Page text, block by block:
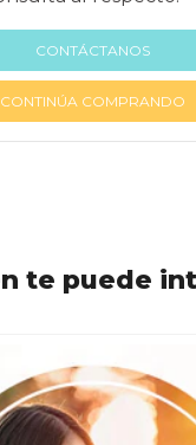
CONTÁCTANOS
CONTINÚA COMPRANDO
te puede